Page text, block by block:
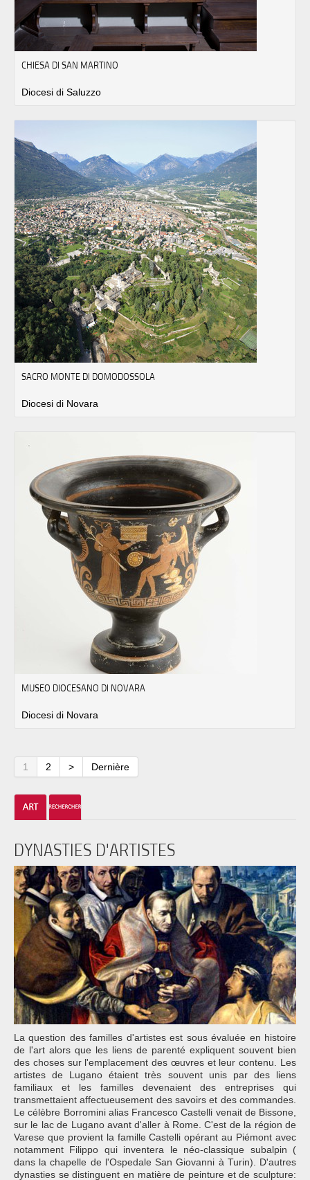
CHIESA DI SAN MARTINO
Diocesi di Saluzzo
SACRO MONTE DI DOMODOSSOLA
Diocesi di Novara
MUSEO DIOCESANO DI NOVARA
Diocesi di Novara
1 2 > Dernière
DYNASTIES D'ARTISTES
La question des familles d'artistes est sous évaluée en histoire
de l'art alors que les liens de parenté expliquent souvent bien
des choses sur l'emplacement des œuvres et leur contenu. Les
artistes de Lugano étaient très souvent unis par des liens
familiaux et les familles devenaient des entreprises qui
transmettaient affectueusement des savoirs et des commandes.
Le célèbre Borromini alias Francesco Castelli venait de Bissone,
sur le lac de Lugano avant d'aller à Rome. C'est de la région de
Varese que provient la famille Castelli opérant au Piémont avec
notamment Filippo qui inventera le néo-classique subalpin (
dans la chapelle de l'Ospedale San Giovanni à Turin). D'autres
dynasties se distinguent en matière de peinture et de sculpture: